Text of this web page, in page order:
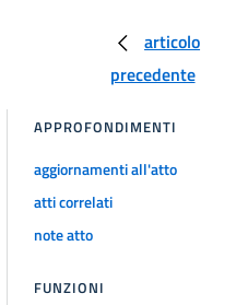
articolo
precedente
APPROFONDIMENTI
aggiornamenti all'atto
atti correlati
note atto
FUNZIONI